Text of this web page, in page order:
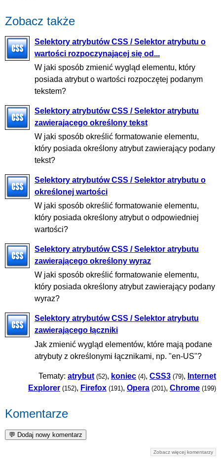
Zobacz także
Selektory atrybutów CSS / Selektor atrybutu o
wartości rozpoczynającej się od...
W jaki sposób zmienić wygląd elementu, który
posiada atrybut o wartości rozpoczętej podanym
tekstem?
Selektory atrybutów CSS / Selektor atrybutu
zawierającego określony tekst
W jaki sposób określić formatowanie elementu,
który posiada określony atrybut zawierający podany
tekst?
Selektory atrybutów CSS / Selektor atrybutu o
określonej wartości
W jaki sposób określić formatowanie elementu,
który posiada określony atrybut o odpowiedniej
wartości?
Selektory atrybutów CSS / Selektor atrybutu
zawierającego określony wyraz
W jaki sposób określić formatowanie elementu,
który posiada określony atrybut zawierający podany
wyraz?
Selektory atrybutów CSS / Selektor atrybutu
zawierającego łączniki
Jak zmienić wygląd elementów, które mają podane
atrybuty z określonymi łącznikami, np. "en-US"?
Tematy: atrybut (52), koniec (4), CSS3 (79), Internet
Explorer (152), Firefox (191), Opera (201), Chrome (199)
Komentarze
Zobacz więcej komentarzy